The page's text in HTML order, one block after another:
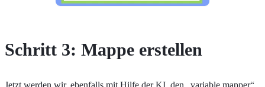
Schritt 3: Mappe erstellen
Jetzt werden wir, ebenfalls mit Hilfe der KI, den „variable mapper“